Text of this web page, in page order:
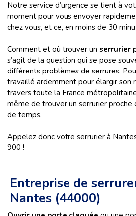
Notre service d’urgence se tient à
moment pour vous envoyer
chez vous, et ce, en moins de 30
Comment et où trouver un serrurier
s’agit de la question qui se pose
différents problèmes de serrures.
travaillé ardemment pour élargir son
travers toute la France
même de trouver un serrurier proche
de temps.
Appelez donc votre serrurier à
900 !
Entreprise de
Nantes (44000)